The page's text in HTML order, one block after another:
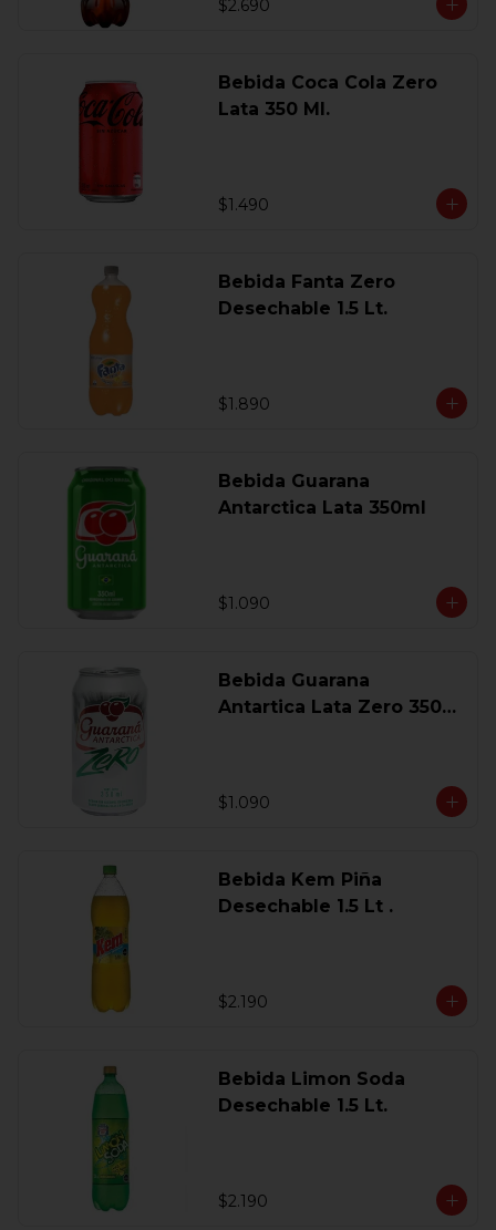
$2.690
Bebida Coca Cola Zero
Lata 350 Ml.
$1.490
Bebida Fanta Zero
Desechable 1.5 Lt.
$1.890
Bebida Guarana
Antarctica Lata 350ml
$1.090
Bebida Guarana
Antartica Lata Zero 350
$1.090
Bebida Kem Piña
Desechable 1.5 Lt .
$2.190
Bebida Limon Soda
Desechable 1.5 Lt.
$2.190